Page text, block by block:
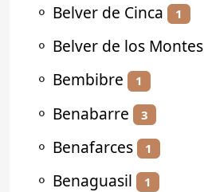
⚬ Belver de Cinca 1
⚬ Belver de los Montes
⚬ Bembibre 1
⚬ Benabarre 3
⚬ Benafarces 1
⚬ Benaguasil 1